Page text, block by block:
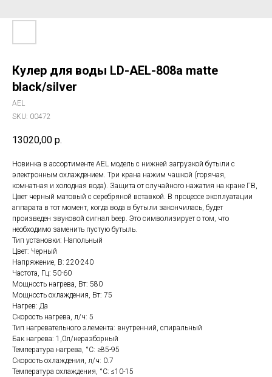
Кулер для воды LD-AEL-808a matte
black/silver
AEL
SKU: 00472
13020,00 р.
Новинка в ассортименте AEL модель с нижней загрузкой бутыли с
электронным охлаждением. Три крана нажим чашкой (горячая,
комнатная и холодная вода). Защита от случайного нажатия на кране ГВ,
Цвет черный матовый с серебряной вставкой. В процессе эксплуатации
аппарата в тот момент, когда вода в бутыли закончилась, будет
произведен звуковой сигнал beep. Это символизирует о том, что
необходимо заменить пустую бутыль.
Тип установки: Напольный
Цвет: Черный
Напряжение, В: 220-240
Частота, Гц: 50-60
Мощность нагрева, Вт: 580
Мощность охлаждения, Вт: 75
Нагрев: Да
Скорость нагрева, л/ч: 5
Тип нагревательного элемента: внутренний, спиральный
Бак нагрева: 1,0л/неразборный
Температура нагрева, °С: ≥85-95
Скорость охлаждения, л/ч: 0.7
Температура охлаждения, °С: ≤10-15